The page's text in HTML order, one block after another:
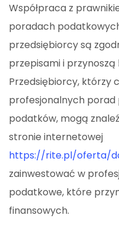
Współpraca z
poradach
przedsiębiorcy są
przepisami i przynoszą
Przedsiębiorcy, którzy
profesjonalnych porad
podatków, mogą
stronie internetowej
https://rite.pl/oferta/
zainwestować w
podatkowe, które
finansowych.